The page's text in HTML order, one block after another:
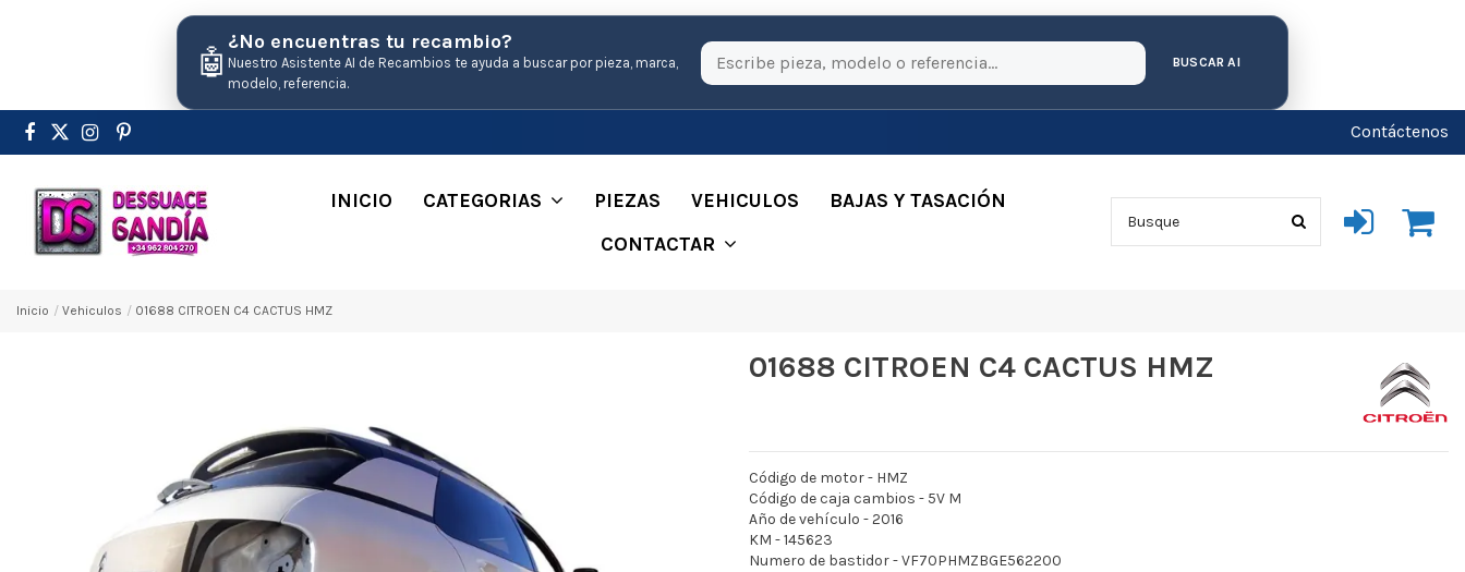
🤖
¿No encuentras tu recambio?
Nuestro Asistente AI de Recambios te ayuda a buscar por pieza, marca,
modelo, referencia.
BUSCAR AI
Contáctenos
INICIO CATEGORIAS PIEZAS VEHICULOS
BAJAS Y TASACIÓN
CONTACTAR
Inicio Vehiculos 01688 CITROEN C4 CACTUS HMZ
01688 CITROEN C4 CACTUS HMZ
Código de motor - HMZ
Código de caja cambios - 5V M
Año de vehículo - 2016
KM - 145623
Numero de bastidor - VF70PHMZBGE562200